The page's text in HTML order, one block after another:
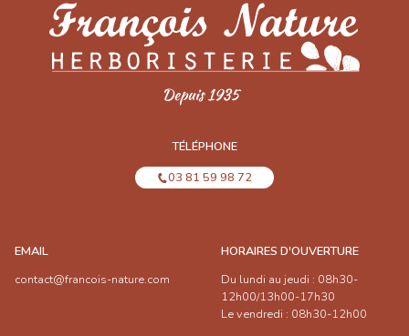
TÉLÉPHONE
03 81 59 98 72
EMAIL
contact@francois-nature.com
HORAIRES D'OUVERTURE
Du lundi au jeudi : 08h30-
12h00/13h00-17h30
Le vendredi : 08h30-12h00